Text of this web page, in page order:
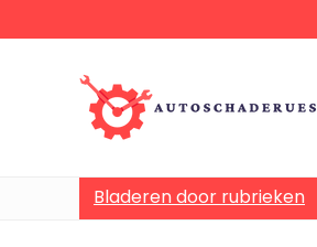
Bladeren door rubrieken